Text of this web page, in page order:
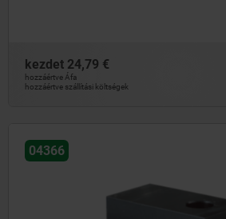
kezdet 24,79 €
hozzáértve Áfa
hozzáértve szállítási költségek
04366